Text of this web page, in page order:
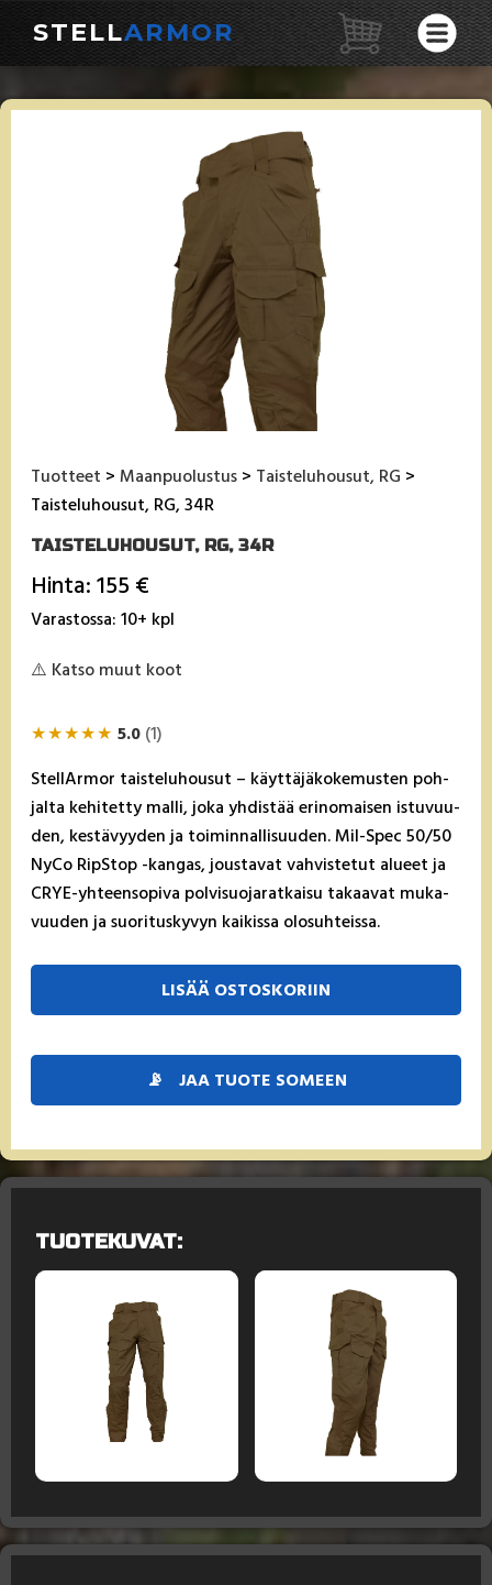
STELLARMOR
Tuotteet >Maanpuolustus> Taisteluhousut, RG >
Taisteluhousut, RG, 34R
TAISTELUHOUSUT, RG, 34R
Hinta: 155 €
Varastossa: 10+ kpl
⚠️ Katso muut koot
★★★★★ 5.0(1)
Stel­lAr­mor tais­te­lu­hou­sut – käyt­tä­jä­ko­ke­mus­ten poh­
jal­ta ke­hi­tet­ty mal­li, jo­ka yh­dis­tää eri­no­mai­sen is­tu­vuu­
den, kes­tä­vyy­den ja toi­min­nal­li­suu­den. Mil-Spec 50/50
Ny­Co RipS­top -kan­gas, jous­ta­vat vah­vis­te­tut alueet ja
CRYE-yh­teen­so­pi­va pol­vi­suo­ja­rat­kai­su ta­kaa­vat mu­ka­
vuu­den ja suo­ri­tus­ky­vyn kai­kis­sa olo­suh­teis­sa.
LISÄÄ OSTOSKORIIN
📡 JAA TUOTE SOMEEN
TUOTEKUVAT: